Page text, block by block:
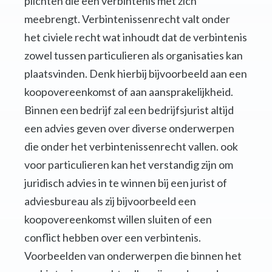
meebrengt. Verbintenissenrecht valt onder
het civiele recht wat inhoudt dat de verbintenis
zowel tussen particulieren als organisaties kan
plaatsvinden. Denk hierbij bijvoorbeeld aan een
koopovereenkomst of aan aansprakelijkheid.
Binnen een bedrijf zal een bedrijfsjurist altijd
een advies geven over diverse onderwerpen
die onder het verbintenissenrecht vallen. ook
voor particulieren kan het verstandig zijn om
juridisch advies in te winnen bij een jurist of
adviesbureau als zij bijvoorbeeld een
koopovereenkomst willen sluiten of een
conflict hebben over een verbintenis.
Voorbeelden van onderwerpen die binnen het